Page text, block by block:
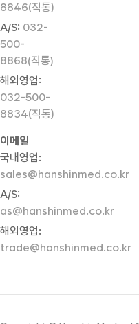
8846(직통)
A/S: 032-
500-
8868(직통)
해외영업:
032-500-
8834(직통)
이메일
국내영업:
sales@hanshinmed.co.kr
A/S:
as@hanshinmed.co.kr
해외영업:
trade@hanshinmed.co.kr